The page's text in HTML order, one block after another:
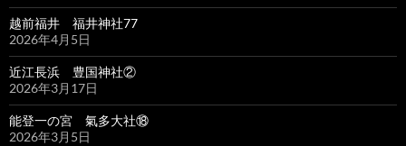
越前福井 福井神社77
2026年4月5日
近江長浜 豊国神社②
2026年3月17日
能登一の宮 氣多大社⑱
2026年3月5日